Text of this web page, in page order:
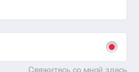
Свяжитесь со мной здесь